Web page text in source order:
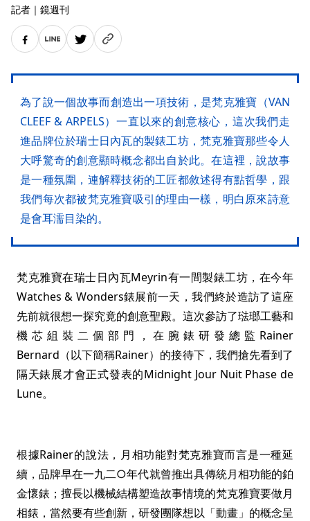
記者 ｜ 鏡週刊
為了說一個故事而創造出一項技術，是梵克雅寶（VAN
CLEEF & ARPELS）一直以來的創意核心，這次我們走
進品牌位於瑞士日內瓦的製錶工坊，梵克雅寶那些令人
大呼驚奇的創意顯時概念都出自於此。在這裡，說故事
是一種氛圍，連解釋技術的工匠都敘述得有點哲學，跟
我們每次都被梵克雅寶吸引的理由一樣，明白原來詩意
是會耳濡目染的。
梵克雅寶在瑞士日內瓦Meyrin有一間製錶工坊，在今年
Watches & Wonders錶展前一天，我們終於造訪了這座
先前就很想一探究竟的創意聖殿。這次參訪了琺瑯工藝和
機芯組裝二個部門，在腕錶研發總監Rainer
Bernard（以下簡稱Rainer）的接待下，我們搶先看到了
隔天錶展才會正式發表的Midnight Jour Nuit Phase de
Lune。
根據Rainer的說法，月相功能對梵克雅寶而言是一種延
續，品牌早在一九二○年代就曾推出具傳統月相功能的鉑
金懷錶；擅長以機械結構塑造故事情境的梵克雅寶要做月
相錶，當然要有些創新，研發團隊想以「動畫」的概念呈